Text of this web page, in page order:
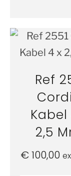
Ref
Kabel
2,5
€100,00